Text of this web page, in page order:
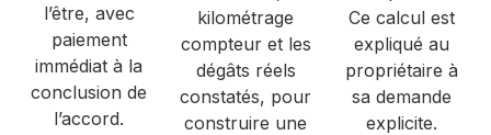
l’être, avec
paiement
immédiat à la
conclusion de
l’accord.
kilométrage
compteur et les
dégâts réels
constatés, pour
construire une
Ce calcul est
expliqué au
propriétaire à
sa demande
explicite.